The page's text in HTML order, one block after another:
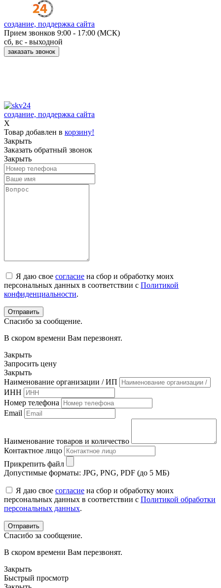
создание, поддержка сайта
Прием звонков 9:00 - 17:00 (МСК)
сб, вс - выходной
заказать звонок
создание, поддержка сайта
X
Товар добавлен в корзину!
Закрыть
Заказать обратный звонок
Закрыть
Я даю свое согласие на сбор и обработку моих
персональных данных в соответствии с Политикой
конфиденциальности.
Спасибо за сообщение.
В скором времени Вам перезвонят.
Закрыть
Запросить цену
Закрыть
Наименование организации / ИП
ИНН
Номер телефона
Email
Наименование товаров и количество
Контактное лицо
Прикрепить файл
Допустимые форматы: JPG, PNG, PDF (до 5 МБ)
Я даю свое согласие на сбор и обработку моих
персональных данных в соответствии с Политикой обработки
персональных данных.
Спасибо за сообщение.
В скором времени Вам перезвонят.
Закрыть
Быстрый просмотр